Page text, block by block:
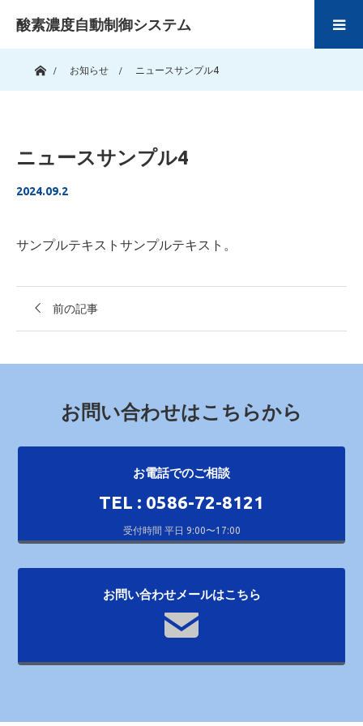
酸素濃度自動制御システム
ホームお知らせ ニュースサンプル4
ニュースサンプル4
2024.09.2
サンプルテキストサンプルテキスト。
前の記事
お問い合わせはこちらから
お電話でのご相談
TEL : 0586-72-8121
受付時間 平日 9:00〜17:00
お問い合わせメールはこちら